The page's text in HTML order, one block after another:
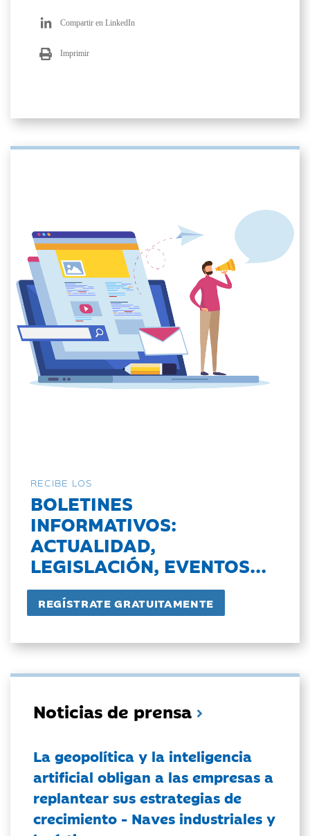
Compartir en LinkedIn
Imprimir
RECIBE LOS
BOLETINES
INFORMATIVOS:
ACTUALIDAD,
LEGISLACIÓN, EVENTOS...
Noticias de prensa
La geopolítica y la inteligencia
artificial obligan a las empresas a
replantear sus estrategias de
crecimiento - Naves industriales y